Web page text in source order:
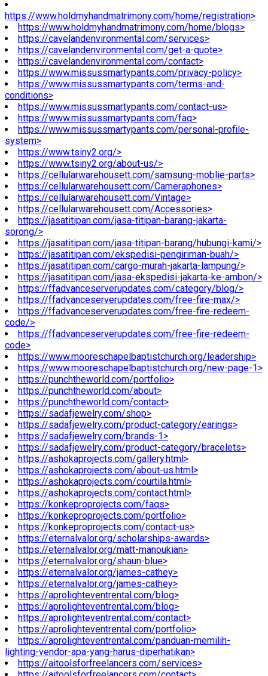
https://www.holdmyhandmatrimony.com/home/registration>
https://www.holdmyhandmatrimony.com/home/blogs>
https://cavelandenvironmental.com/services>
https://cavelandenvironmental.com/get-a-quote>
https://cavelandenvironmental.com/contact>
https://www.missussmartypants.com/privacy-policy>
https://www.missussmartypants.com/terms-and-
conditions>
https://www.missussmartypants.com/contact-us>
https://www.missussmartypants.com/faq>
https://www.missussmartypants.com/personal-profile-
system>
https://www.tsiny2.org/>
https://www.tsiny2.org/about-us/>
https://cellularwarehousett.com/samsung-moblie-parts>
https://cellularwarehousett.com/Cameraphones>
https://cellularwarehousett.com/Vintage>
https://cellularwarehousett.com/Accessories>
https://jasatitipan.com/jasa-titipan-barang-jakarta-
sorong/>
https://jasatitipan.com/jasa-titipan-barang/hubungi-kami/>
https://jasatitipan.com/ekspedisi-pengiriman-buah/>
https://jasatitipan.com/cargo-murah-jakarta-lampung/>
https://jasatitipan.com/jasa-ekspedisi-jakarta-ke-ambon/>
https://ffadvanceserverupdates.com/category/blog/>
https://ffadvanceserverupdates.com/free-fire-max/>
https://ffadvanceserverupdates.com/free-fire-redeem-
code/>
https://ffadvanceserverupdates.com/free-fire-redeem-
code>
https://www.mooreschapelbaptistchurch.org/leadership>
https://www.mooreschapelbaptistchurch.org/new-page-1>
https://punchtheworld.com/portfolio>
https://punchtheworld.com/about>
https://punchtheworld.com/contact>
https://sadafjewelry.com/shop>
https://sadafjewelry.com/product-category/earings>
https://sadafjewelry.com/brands-1>
https://sadafjewelry.com/product-category/bracelets>
https://ashokaprojects.com/gallery.html>
https://ashokaprojects.com/about-us.html>
https://ashokaprojects.com/courtila.html>
https://ashokaprojects.com/contact.html>
https://konkeproprojects.com/faqs>
https://konkeproprojects.com/portfolio>
https://konkeproprojects.com/contact-us>
https://eternalvalor.org/scholarships-awards>
https://eternalvalor.org/matt-manoukian>
https://eternalvalor.org/shaun-blue>
https://eternalvalor.org/james-cathey>
https://eternalvalor.org/james-cathey>
https://aprolighteventrental.com/blog>
https://aprolighteventrental.com/blog>
https://aprolighteventrental.com/contact>
https://aprolighteventrental.com/portfolio>
https://aprolighteventrental.com/panduan-memilih-
lighting-vendor-apa-yang-harus-diperhatikan>
https://aitoolsforfreelancers.com/services>